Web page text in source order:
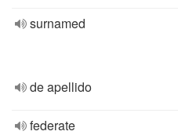
surnamed
de apellido
federate